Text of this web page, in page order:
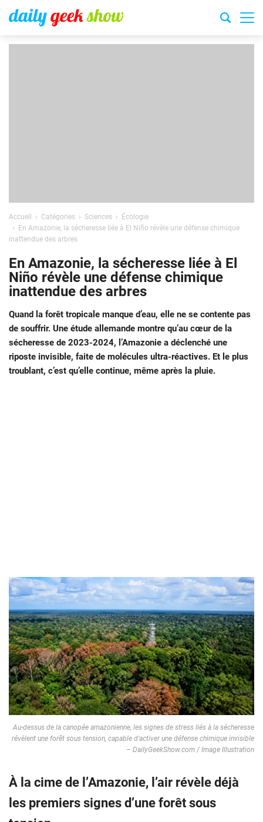
Accueil Catégories Sciences
Écologie
En Amazonie, la sécheresse liée à El Niño révèle une défense chimique
inattendue des arbres
En Amazonie, la sécheresse liée à El
Niño révèle une défense chimique
inattendue des arbres
Quand la forêt tropicale manque d’eau, elle ne se contente pas
de souffrir. Une étude allemande montre qu’au cœur de la
sécheresse de 2023-2024, l’Amazonie a déclenché une
riposte invisible, faite de molécules ultra-réactives. Et le plus
troublant, c’est qu’elle continue, même après la pluie.
Au-dessus de la canopée amazonienne, les signes de stress liés à la sécheresse
révèlent une forêt sous tension, capable d’activer une défense chimique invisible
– DailyGeekShow.com / Image Illustration
À la cime de l’Amazonie, l’air révèle déjà
les premiers signes d’une forêt sous